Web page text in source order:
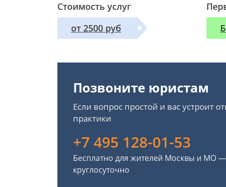
Стоимость услуг
от 2500 руб
Позвоните юристам
Если вопрос простой и вас устроит
практики
+7 495 128-01-53
Бесплатно для жителей Москвы и МО
круглосуточно